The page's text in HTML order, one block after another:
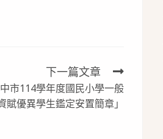
下一篇文章
市114學年度國民小學一般
賦優異學生鑑定安置簡章」